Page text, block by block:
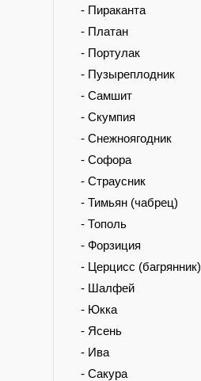
- Пираканта
- Платан
- Портулак
- Пузыреплодник
- Самшит
- Скумпия
- Снежноягодник
- Софора
- Страусник
- Тимьян (чабрец)
- Тополь
- Форзиция
- Церцисс (багрянник)
- Шалфей
- Юкка
- Ясень
- Ива
- Сакура